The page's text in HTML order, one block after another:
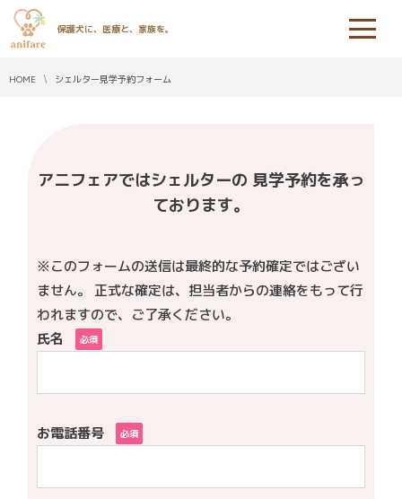
保護犬に、医療と、家族を。
HOME シェルター見学予約フォーム
アニフェアではシェルターの 見学予約を承っ
ております。
※このフォームの送信は最終的な予約確定ではござい
ません。 正式な確定は、担当者からの連絡をもって行
われますので、ご了承ください。
氏名
必須
お電話番号 必須